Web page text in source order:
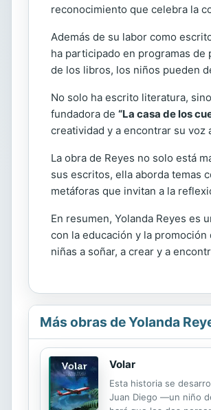
reconocimiento que celebra la
Además de su labor como
ha participado en programas
de los libros, los niños pueden
No solo ha escrito literatura,
fundadora de “La casa de los
creatividad y a encontrar su voz
La obra de Reyes no solo está
sus escritos, ella aborda temas
metáforas que invitan a la
En resumen, Yolanda Reyes es
con la educación y la
niñas a soñar, a crear y a
Más obras de Yolanda
Volar
Esta historia se
Juan Diego —un niño